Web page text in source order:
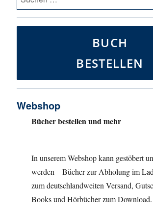
nach:
BUCH
BESTELLEN
Webshop
Bücher bestellen und mehr
In unserem Webshop kann gestöbert
werden – Bücher zur Abholung im
zum deutschlandweiten Versand,
Books und Hörbücher zum Download.